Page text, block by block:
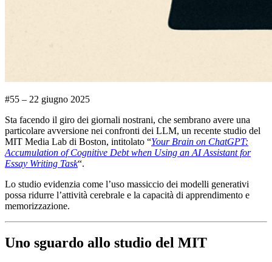
#55 – 22 giugno 2025
Sta facendo il giro dei giornali nostrani, che sembrano avere una
particolare avversione nei confronti dei LLM, un recente studio del
MIT Media Lab di Boston, intitolato “Your Brain on ChatGPT:
Accumulation of Cognitive Debt when Using an AI Assistant for
Essay Writing Task“.
Lo studio evidenzia come l’uso massiccio dei modelli generativi
possa ridurre l’attività cerebrale e la capacità di apprendimento e
memorizzazione.
Uno sguardo allo studio del MIT